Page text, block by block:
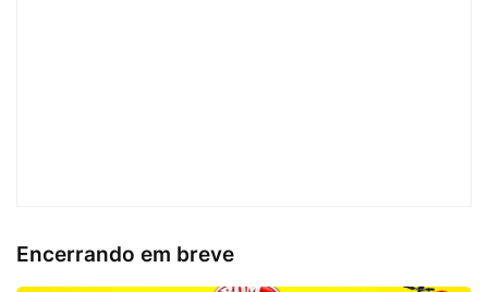
Encerrando em breve